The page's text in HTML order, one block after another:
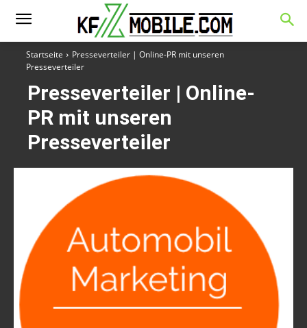
Startseite
Presseverteiler | Online-PR mit unseren
Presseverteiler
Presseverteiler | Online-
PR mit unseren
Presseverteiler